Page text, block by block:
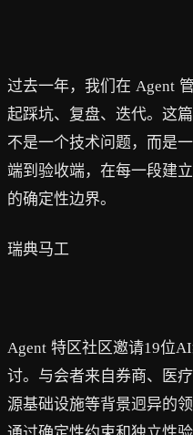
过去一年，我们在 Agent
起踩坑、复盘、迭代。这
不是一个技术问题，而是
端到验收端，在每一段建
的确定性边界。
瑞典马工
Agent 特区社区邀请19位
讨。与会者来自券商、医
源基础设施等背景迥异的